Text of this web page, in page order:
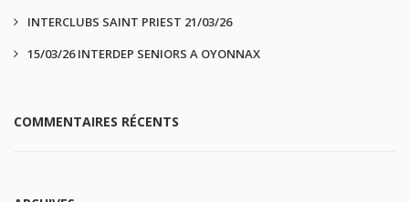
INTERCLUBS SAINT PRIEST 21/03/26
15/03/26 INTERDEP SENIORS A OYONNAX
COMMENTAIRES RÉCENTS